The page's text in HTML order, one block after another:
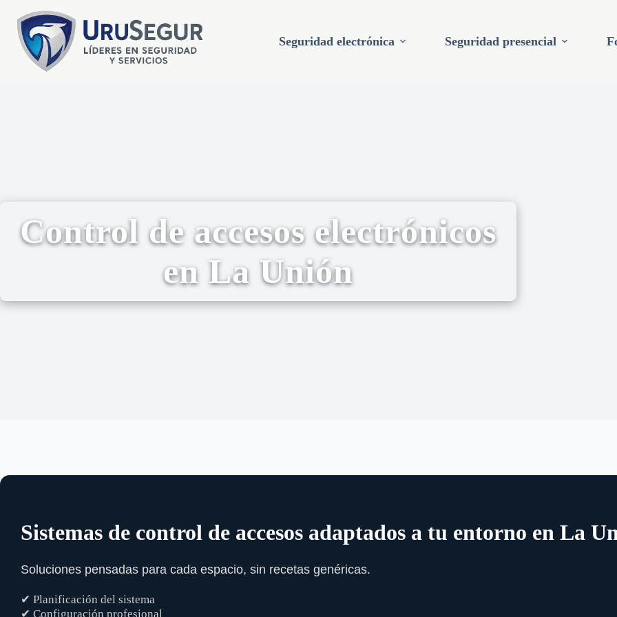
Seguridad electrónica Seguridad presencial
Control de accesos electrónicos
en La Unión
Sistemas de control de accesos adaptados a tu entorno en La
Soluciones pensadas para cada espacio, sin recetas genéricas.
✔ Planificación del sistema
✔ Configuración profesional